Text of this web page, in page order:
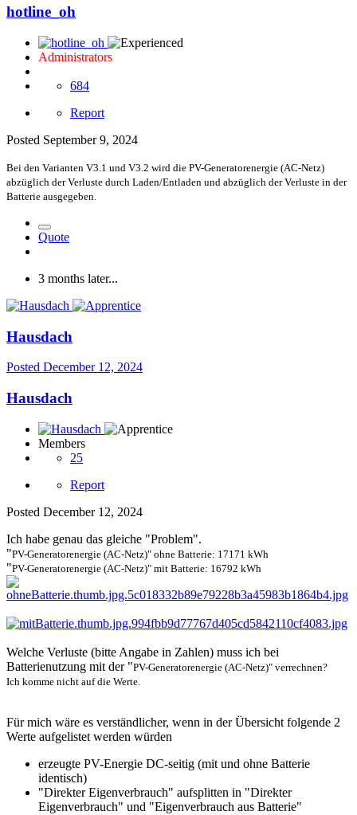
hotline_oh
Administrators
684
Report
Posted September 9, 2024
Bei den Varianten V3.1 und V3.2 wird die PV-Generatorenergie (AC-Netz)
abzüglich der Verluste durch Laden/Entladen und abzüglich der Verluste in der
Batterie ausgegeben.
Quote
3 months later...
Hausdach
Posted December 12, 2024
Hausdach
Members
25
Report
Posted December 12, 2024
Ich habe genau das gleiche "Problem".
"PV-Generatorenergie (AC-Netz)" ohne Batterie: 17171 kWh
"PV-Generatorenergie (AC-Netz)" mit Batterie: 16792 kWh
Welche Verluste (bitte Angabe in Zahlen) muss ich bei
Batterienutzung mit der "PV-Generatorenergie (AC-Netz)" verrechnen?
Ich komme nicht auf die Werte.
Für mich wäre es verständlicher, wenn in der Übersicht folgende 2
Werte aufgelistet werden würden
erzeugte PV-Energie DC-seitig (mit und ohne Batterie
identisch)
"Direkter Eigenverbrauch" aufsplitten in "Direkter
Eigenverbrauch" und "Eigenverbrauch aus Batterie"